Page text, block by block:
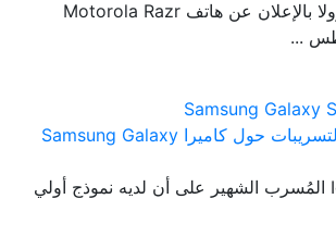
قامت شركة موتورولا بالإعلان عن هاتف Motorola Razr
تعرف على احدث التسريبات حول كاميرا Samsung Galaxy
أعلن Ice Universe المُسرب الشهير على أن لديه نموذج أولي